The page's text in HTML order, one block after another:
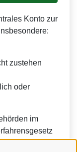
Konto zur
zustehen
oder
im